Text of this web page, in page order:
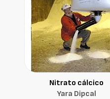
Nitrato cálcico
Yara Dipcal